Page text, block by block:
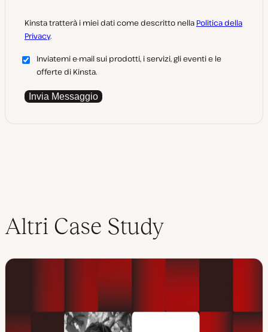
Kinsta tratterà i miei dati come descritto nella Politica della
Privacy.
Inviatemi e-mail sui prodotti, i servizi, gli eventi e le
offerte di Kinsta.
Invia Messaggio
Altri Case Study